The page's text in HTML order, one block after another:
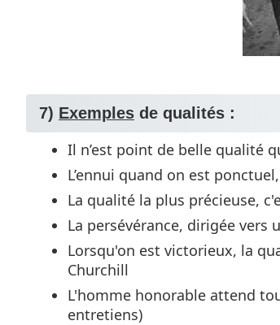
7) Exemples de qualités :
Il n’est point de belle qualité
L’ennui quand on est ponctuel,
La qualité la plus précieuse,
La persévérance, dirigée
Lorsqu'on est victorieux, la
Churchill
L'homme honorable attend
entretiens)